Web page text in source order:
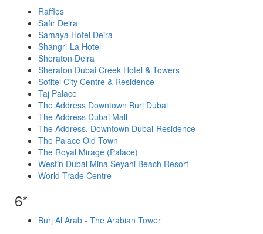
Raffles
Safir Deira
Samaya Hotel Deira
Shangri-La Hotel
Sheraton Deira
Sheraton Dubai Creek Hotel & Towers
Sofitel City Centre & Residence
Taj Palace
The Address Downtown Burj Dubai
The Address Dubai Mall
The Address, Downtown Dubai-Residence
The Palace Old Town
The Royal Mirage (Palace)
Westin Dubai Mina Seyahi Beach Resort
World Trade Centre
6*
Burj Al Arab - The Arabian Tower